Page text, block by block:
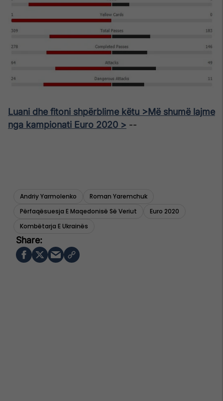
Luani dhe fitoni shpërblime këtu > Më shumë lajme
nga kampionati Euro 2020 > --
Andriy Yarmolenko
Roman Yaremchuk
Përfaqësuesja E Maqedonisë Së Veriut
Euro 2020
Kombëtarja E Ukrainës